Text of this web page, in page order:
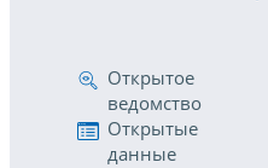
Открытое
ведомство
Открытые
данные